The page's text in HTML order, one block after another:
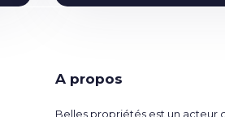
A propos
Belles propriétés est un acteur